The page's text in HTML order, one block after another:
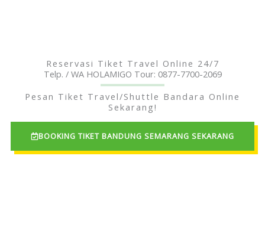
Reservasi Tiket Travel Online 24/7
Telp. / WA HOLAMIGO Tour: 0877-7700-2069
Pesan Tiket Travel/Shuttle Bandara Online
Sekarang!
BOOKING TIKET BANDUNG SEMARANG SEKARANG